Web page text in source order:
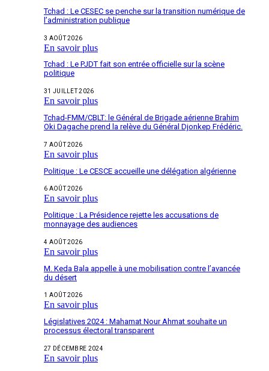
Tchad : Le CESEC se penche sur la transition numérique de
l’administration publique
3 AOÛT 2026
En savoir plus
Tchad : Le PJDT fait son entrée officielle sur la scène
politique
31 JUILLET 2026
En savoir plus
Tchad-FMM/CBLT: le Général de Brigade aérienne Brahim
Oki Dagache prend la relève du Général Djonkep Frédéric.
7 AOÛT 2026
En savoir plus
Politique : Le CESCE accueille une délégation algérienne
6 AOÛT 2026
En savoir plus
Politique : La Présidence rejette les accusations de
monnayage des audiences
4 AOÛT 2026
En savoir plus
M. Keda Bala appelle à une mobilisation contre l’avancée
du désert
1 AOÛT 2026
En savoir plus
Législatives 2024 : Mahamat Nour Ahmat souhaite un
processus électoral transparent
27 DÉCEMBRE 2024
En savoir plus